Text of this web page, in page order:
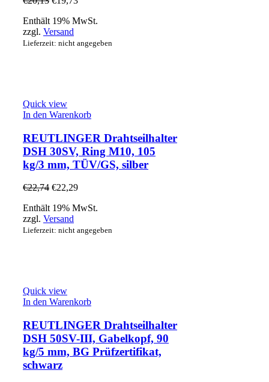
Enthält 19% MwSt.
zzgl. Versand
Lieferzeit: nicht angegeben
Quick view
In den Warenkorb
REUTLINGER Drahtseilhalter
DSH 30SV, Ring M10, 105
kg/3 mm, TÜV/GS, silber
€22,74 €22,29
Enthält 19% MwSt.
zzgl. Versand
Lieferzeit: nicht angegeben
Quick view
In den Warenkorb
REUTLINGER Drahtseilhalter
DSH 50SV-III, Gabelkopf, 90
kg/5 mm, BG Prüfzertifikat,
schwarz